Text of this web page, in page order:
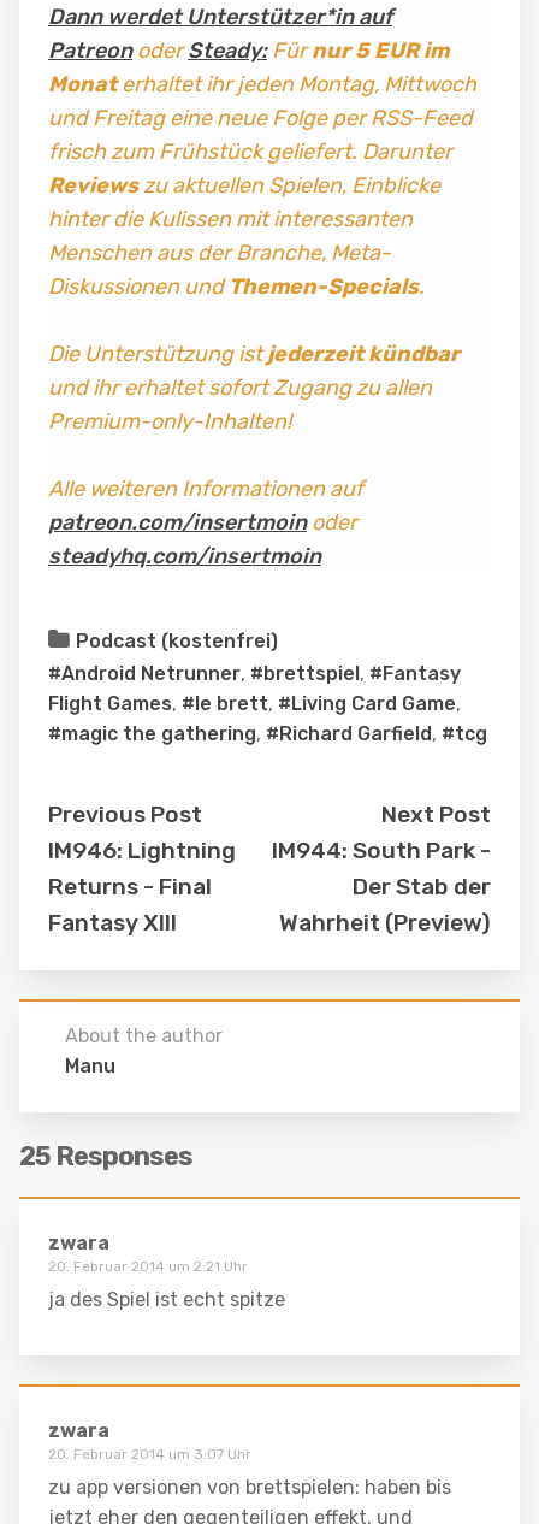
Dann werdet Unterstützer*in auf
PatreonoderSteady:Fürnur 5 EUR im
Monaterhaltet ihr jeden Montag, Mittwoch
und Freitag eine neue Folge per RSS-Feed
frisch zum Frühstück geliefert. Darunter
Reviewszu aktuellen Spielen, Einblicke
hinter die Kulissen mit interessanten
Menschen aus der Branche, Meta-
Diskussionen und Themen-Specials.
Die Unterstützung istjederzeit kündbar
und ihr erhaltet sofort Zugang zu allen
Premium-only-Inhalten!
Alle weiteren Informationen auf
patreon.com/insertmoinoder
steadyhq.com/insertmoin
Podcast (kostenfrei)
#Android Netrunner, #brettspiel , #Fantasy
Flight Games, #le brett, #Living Card Game,
#magic the gathering, #Richard Garfield , #tcg
Previous Post
IM946: Lightning
Returns - Final
Fantasy XIII
Next Post
IM944: South Park -
Der Stab der
Wahrheit (Preview)
About the author
Manu
25 Responses
zwara
20. Februar 2014 um 2:21 Uhr
ja des Spiel ist echt spitze
zwara
20. Februar 2014 um 3:07 Uhr
zu app versionen von brettspielen: haben bis
jetzt eher den gegenteiligen effekt. und